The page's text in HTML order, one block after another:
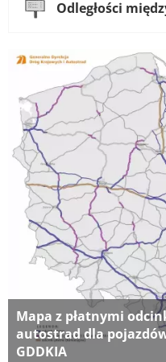
Odległości
Mapa z płatnymi
autostrad dla
GDDKIA